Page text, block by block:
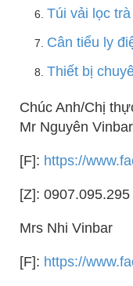
Túi vải lọc trà
Cân tiểu ly
Thiết bị
Chúc Anh/Chị
Mr Nguyên Vinbar
[F]: https://
[Z]: 0907.095.295
Mrs Nhi Vinbar
[F]: https://